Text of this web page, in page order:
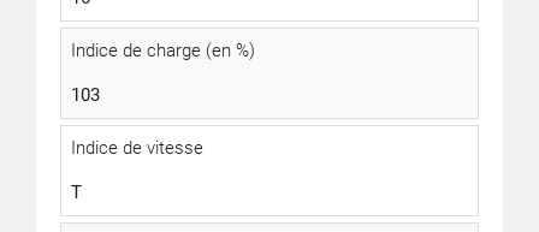
Indice de charge (en %)
103
Indice de vitesse
T